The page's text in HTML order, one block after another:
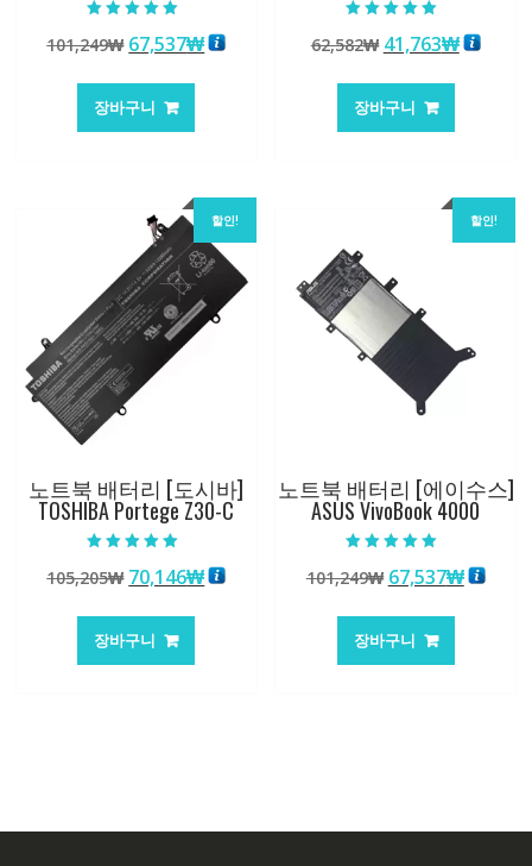
5.00
로 평가됨
101,249₩ 원
가
격:
67,537₩현
장바구니
5.00
로 평가됨
62,582₩ 원
가
격:
41,763₩현
장바구니
할인!
노트북 배터리 [도시바]
TOSHIBA Portege Z30-C
5.00
로 평가됨
105,205₩ 원
가
격:
70,146₩현
장바구니
할인!
노트북 배터리 [에이수스]
ASUS VivoBook 4000
5.00
로 평가됨
101,249₩ 원
가
격:
67,537₩현
장바구니